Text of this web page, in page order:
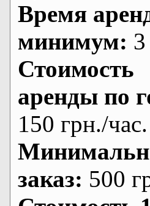
Время
минимум:
Стоимость
аренды по
150 грн./час.
заказ: 500